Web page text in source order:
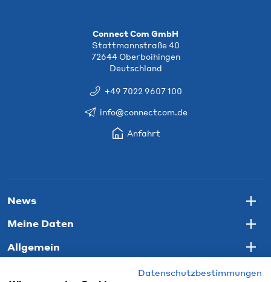
Connect Com GmbH
Stattmannstraße 40
72644 Oberboihingen
Deutschland
+49 7022 9607 100
info@connectcom.de
Anfahrt
News
Meine Daten
Allgemein
Datenschutzbestimmungen